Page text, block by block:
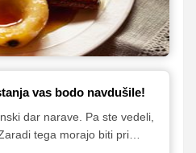
vas bodo navdušile!
dar narave. Pa ste vedeli,
tega morajo biti pri